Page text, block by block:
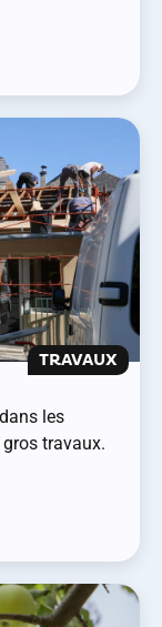
TRAVAUX
les
travaux.